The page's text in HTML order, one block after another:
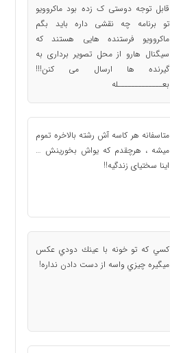
قابل توجه دوستی ک زده بود ماکروویو
تو برنامه چه نقشی داره باید بگم
ماکروویو فرستنده هایی هستند که
سیگنال هارو از محل تصویر برداری به
گیرنده ها ارسال می کنن!!!
بعـــــــــــــله
متاسفانه هر کاسه آش رشته بالاخره تموم
میشه ، هرچقدم که یواش بخورینش …
اینا سختیای زندگیه!!
كسي كه تو خونه با عينك دودي عكس
ميگيره چيزي واسه از دست دادن نداره!